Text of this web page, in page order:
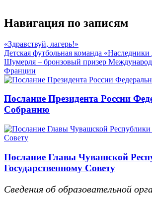
Навигация по записям
«Здравствуй, лагерь!»
Детская футбольная команда
Шумерля – бронзовый призер
Франции
Послание Президента России
Собранию
Послание Главы Чувашской
Государственному Совету
Сведения об образовательной